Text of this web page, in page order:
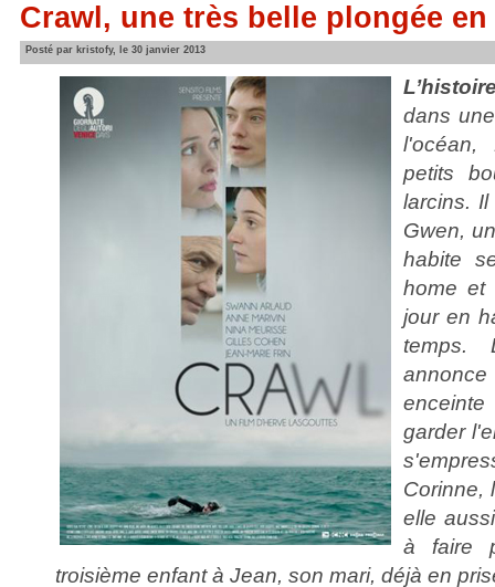
Crawl, une très belle plongée
Posté par kristofy, le 30 janvier 2013
dans
l'océan,
petits
larcins.
Gwen,
habite
home et
jour en
temps.
garder
Corinne,
elle
à faire
troisième enfant à Jean, son mari, déjà en